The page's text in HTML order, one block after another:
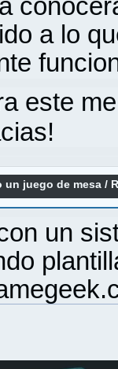
a lo
este
un juego de mesa /
un